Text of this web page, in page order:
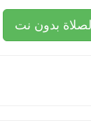
بدون نت